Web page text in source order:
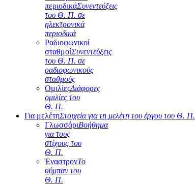
περιοδικάΣυνεντεύξεις
του Θ. Π. σε
ηλεκτρονικά
περιοδικά
Ραδιοφωνικοί
σταθμοίΣυνεντεύξεις
του Θ. Π. σε
ραδιοφωνικούς
σταθμούς
ΟμιλίεςΔιάφορες
ομιλίες του
Θ. Π.
Για μελέτηΣτοιχεία για τη μελέτη του έργου του Θ. Π.
ΓλωσσάριΒοήθημα
για τους
στίχους του
Θ. Π.
ΈναστρονΤο
σύμπαν του
Θ. Π.